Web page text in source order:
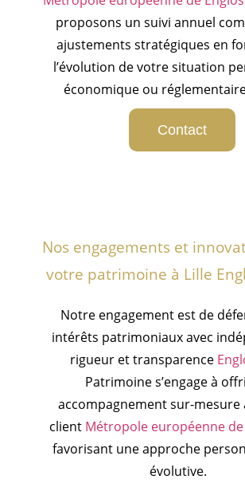
proposons un suivi annuel
ajustements stratégiques en
l’évolution de votre situation
économique ou
Contact
Nos engagements et
votre patrimoine à Lille
Notre engagement est de
intérêts patrimoniaux avec
rigueur et transparence
Patrimoine s’engage à
accompagnement sur-mesure
client Métropole européenne de
favorisant une approche
évolutive.